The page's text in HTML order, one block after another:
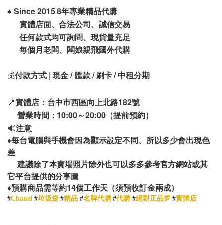
♠️ Since 2015 8年專業精品代購
實體店面、合法公司、誠信交易
任何款式均可詢問、現貨量充足
每個月老闆、闆娘親飛國外代購
💰付款方式 | 現金 / 匯款 / 刷卡 / 中租分期
📍實體店：台中市西區向上北路182號
營業時間：10:00～20:00（提前預約）
🔊注意
♦️每台電腦與手機會因為顯示設定不同、所以多少會出現色
差
建議除了本賣場照片除外也可以多多參考官方網站或其
它平台提供的分享圖
♦️預購商品需等約14個工作天（須預收訂金兩成）
#Chanel #垃圾袋 #精品 #名牌代購 #代購 #絕對正品💯 #實體店